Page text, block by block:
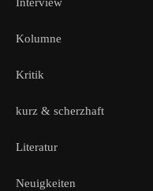
Kolumne
Kritik
kurz & scherzhaft
Literatur
Neuigkeiten